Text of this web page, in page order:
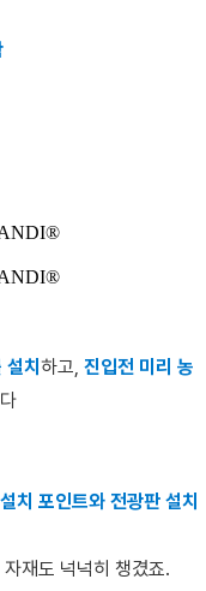
치 하고, 진입전 미리 농
치 포인트와 전광판 설치
재도 넉넉히 챙겼죠.